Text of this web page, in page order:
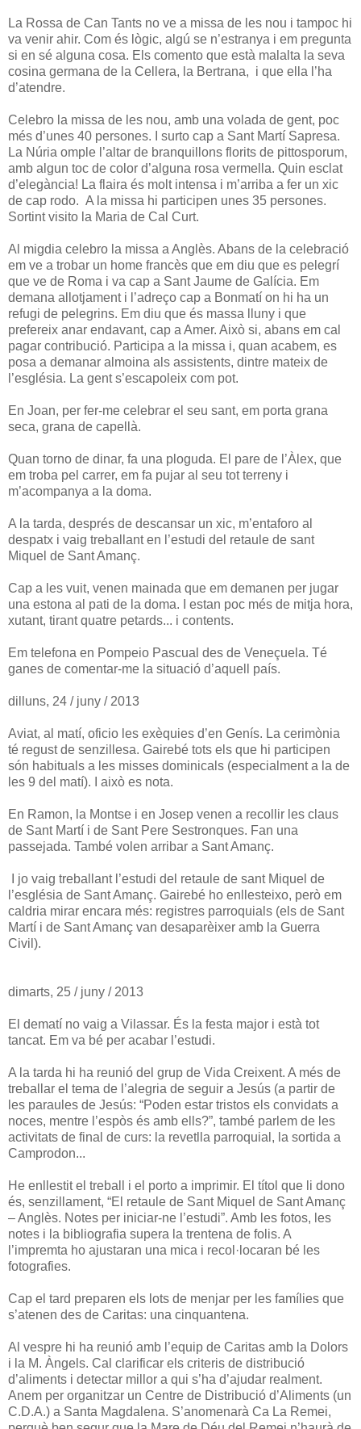
La Rossa de Can Tants no ve a missa de les nou i tampoc hi
va venir ahir. Com és lògic, algú se n’estranya i em pregunta
si en sé alguna cosa. Els comento que està malalta la seva
cosina germana de la Cellera, la Bertrana, i que ella l’ha
d’atendre.
Celebro la missa de les nou, amb una volada de gent, poc
més d’unes 40 persones. I surto cap a Sant Martí Sapresa.
La Núria omple l’altar de branquillons florits de pittosporum,
amb algun toc de color d’alguna rosa vermella. Quin esclat
d’elegància! La flaira és molt intensa i m’arriba a fer un xic
de cap rodo. A la missa hi participen unes 35 persones.
Sortint visito la Maria de Cal Curt.
Al migdia celebro la missa a Anglès. Abans de la celebració
em ve a trobar un home francès que em diu que es pelegrí
que ve de Roma i va cap a Sant Jaume de Galícia. Em
demana allotjament i l’adreço cap a Bonmatí on hi ha un
refugi de pelegrins. Em diu que és massa lluny i que
prefereix anar endavant, cap a Amer. Això si, abans em cal
pagar contribució. Participa a la missa i, quan acabem, es
posa a demanar almoina als assistents, dintre mateix de
l’església. La gent s’escapoleix com pot.
En Joan, per fer-me celebrar el seu sant, em porta grana
seca, grana de capellà.
Quan torno de dinar, fa una ploguda. El pare de l’Àlex, que
em troba pel carrer, em fa pujar al seu tot terreny i
m’acompanya a la doma.
A la tarda, després de descansar un xic, m’entaforo al
despatx i vaig treballant en l’estudi del retaule de sant
Miquel de Sant Amanç.
Cap a les vuit, venen mainada que em demanen per jugar
una estona al pati de la doma. I estan poc més de mitja hora,
xutant, tirant quatre petards... i contents.
Em telefona en Pompeio Pascual des de Veneçuela. Té
ganes de comentar-me la situació d’aquell país.
dilluns, 24 / juny / 2013
Aviat, al matí, oficio les exèquies d’en Genís. La cerimònia
té regust de senzillesa. Gairebé tots els que hi participen
són habituals a les misses dominicals (especialment a la de
les 9 del matí). I això es nota.
En Ramon, la Montse i en Josep venen a recollir les claus
de Sant Martí i de Sant Pere Sestronques. Fan una
passejada. També volen arribar a Sant Amanç.
I jo vaig treballant l’estudi del retaule de sant Miquel de
l’església de Sant Amanç. Gairebé ho enllesteixo, però em
caldria mirar encara més: registres parroquials (els de Sant
Martí i de Sant Amanç van desaparèixer amb la Guerra
Civil).
dimarts, 25 / juny / 2013
El dematí no vaig a Vilassar. És la festa major i està tot
tancat. Em va bé per acabar l’estudi.
A la tarda hi ha reunió del grup de Vida Creixent. A més de
treballar el tema de l’alegria de seguir a Jesús (a partir de
les paraules de Jesús: “Poden estar tristos els convidats a
noces, mentre l’espòs és amb ells?”, també parlem de les
activitats de final de curs: la revetlla parroquial, la sortida a
Camprodon...
He enllestit el treball i el porto a imprimir. El títol que li dono
és, senzillament, “El retaule de Sant Miquel de Sant Amanç
– Anglès. Notes per iniciar-ne l’estudi”. Amb les fotos, les
notes i la bibliografia supera la trentena de folis. A
l’impremta ho ajustaran una mica i recol·locaran bé les
fotografies.
Cap el tard preparen els lots de menjar per les famílies que
s’atenen des de Caritas: una cinquantena.
Al vespre hi ha reunió amb l’equip de Caritas amb la Dolors
i la M. Àngels. Cal clarificar els criteris de distribució
d’aliments i detectar millor a qui s’ha d’ajudar realment.
Anem per organitzar un Centre de Distribució d’Aliments (un
C.D.A.) a Santa Magdalena. S’anomenarà Ca La Remei,